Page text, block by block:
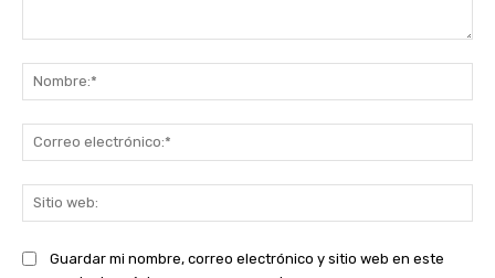
Guardar mi nombre, correo electrónico y sitio web en este